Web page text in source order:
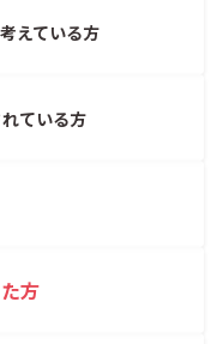
えている方
ている方
方